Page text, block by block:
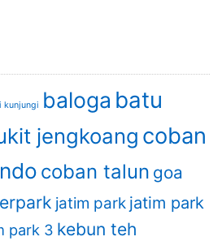
kunjungi baloga batu
jengkoang coban
coban talun goa
jatim park jatim park
park 3 kebun teh